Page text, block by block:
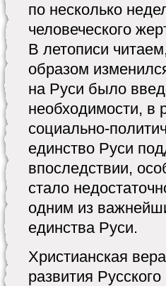
по несколько
человеческого
В летописи
образом
на Руси было
необходимости, в
социально-
единство Руси
впоследствии,
стало
одним из
единства Руси.
Христианская
развития